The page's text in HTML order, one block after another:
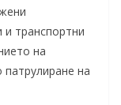
и транспортни
на
на